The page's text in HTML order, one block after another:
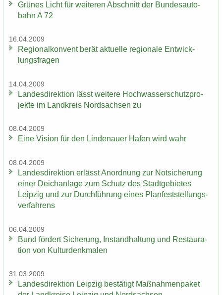
Grü­nes Licht für wei­te­ren Ab­schnitt der Bun­des­au­to­
bahn A 72
16.04.2009
Re­gio­nal­kon­vent berät ak­tu­el­le re­gio­na­le Ent­wick­
lungs­fra­gen
14.04.2009
Lan­des­di­rek­ti­on lässt wei­te­re Hoch­was­ser­schutz­pro­
jek­te im Land­kreis Nord­sach­sen zu
08.04.2009
Eine Vi­si­on für den Lin­de­nau­er Hafen wird wahr
08.04.2009
Lan­des­di­rek­ti­on er­lässt An­ord­nung zur Not­si­che­rung
einer Deich­an­la­ge zum Schutz des Stadt­ge­bie­tes
Leip­zig und zur Durch­füh­rung eines Plan­fest­stel­lungs­
ver­fah­rens
06.04.2009
Bund för­dert Si­che­rung, In­stand­hal­tung und Re­stau­ra­
ti­on von Kul­tur­denk­ma­len
31.03.2009
Lan­des­di­rek­ti­on Leip­zig be­stä­tigt Maß­nah­men­pa­ket